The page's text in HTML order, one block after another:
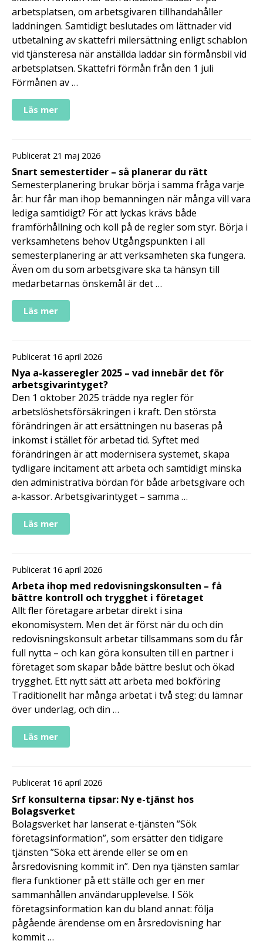
arbetsplatsen, om arbetsgivaren tillhandahåller
laddningen. Samtidigt beslutades om lättnader vid
utbetalning av skattefri milersättning enligt schablon
vid tjänsteresa när anställda laddar sin förmånsbil vid
arbetsplatsen. Skattefri förmån från den 1 juli
Förmånen av …
Läs mer
Publicerat 21 maj 2026
Snart semestertider – så planerar du rätt
Semesterplanering brukar börja i samma fråga varje
år: hur får man ihop bemanningen när många vill vara
lediga samtidigt? För att lyckas krävs både
framförhållning och koll på de regler som styr. Börja i
verksamhetens behov Utgångspunkten i all
semesterplanering är att verksamheten ska fungera.
Även om du som arbetsgivare ska ta hänsyn till
medarbetarnas önskemål är det …
Läs mer
Publicerat 16 april 2026
Nya a-kasseregler 2025 – vad innebär det för
arbetsgivarintyget?
Den 1 oktober 2025 trädde nya regler för
arbetslöshetsförsäkringen i kraft. Den största
förändringen är att ersättningen nu baseras på
inkomst i stället för arbetad tid. Syftet med
förändringen är att modernisera systemet, skapa
tydligare incitament att arbeta och samtidigt minska
den administrativa bördan för både arbetsgivare och
a-kassor. Arbetsgivarintyget – samma …
Läs mer
Publicerat 16 april 2026
Arbeta ihop med redovisningskonsulten – få
bättre kontroll och trygghet i företaget
Allt fler företagare arbetar direkt i sina
ekonomisystem. Men det är först när du och din
redovisningskonsult arbetar tillsammans som du får
full nytta – och kan göra konsulten till en partner i
företaget som skapar både bättre beslut och ökad
trygghet. Ett nytt sätt att arbeta med bokföring
Traditionellt har många arbetat i två steg: du lämnar
över underlag, och din …
Läs mer
Publicerat 16 april 2026
Srf konsulterna tipsar: Ny e-tjänst hos
Bolagsverket
Bolagsverket har lanserat e-tjänsten ”Sök
företagsinformation”, som ersätter den tidigare
tjänsten ”Söka ett ärende eller se om en
årsredovisning kommit in”. Den nya tjänsten samlar
flera funktioner på ett ställe och ger en mer
sammanhållen användarupplevelse. I Sök
företagsinformation kan du bland annat: följa
pågående ärendense om en årsredovisning har
kommit …